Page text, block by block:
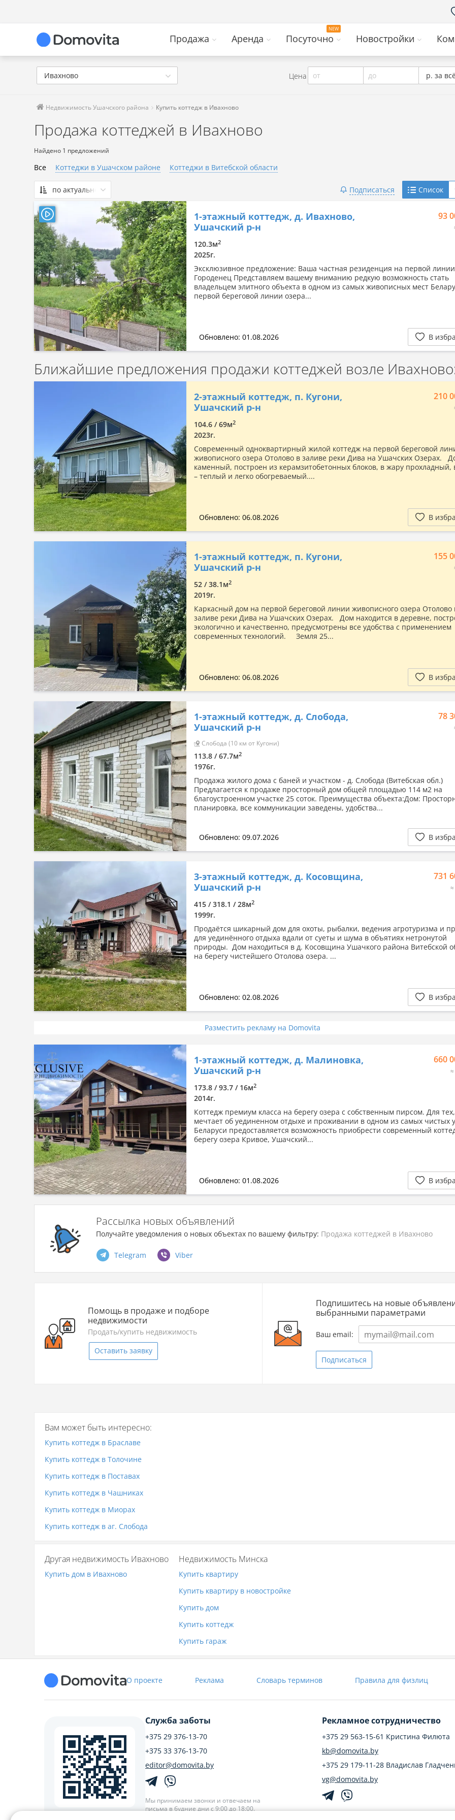
Продажа Аренда Посуточно Новостройки
Ивахново Цена от до р. за
Недвижимость Ушачского района Купить коттедж в Ивахново
Продажа коттеджей в Ивахново
Найдено 1 предложений
Все Коттеджи в Ушачском районе Коттеджи в Витебской области
по актуальности
По актуальности
Сначала дешевые
Сначала дорогие
По комнатности: большая →
малая
По комнатности: малая →
большая
По площади: большая → малая
По площади: малая → большая
Подписаться Список
1-этажный коттедж, д. Ивахново,
Ушачский р-н
93
120.3м2
2025г.
Эксклюзивное предложение: Ваша частная резиденция на первой
Городенец Представляем вашему вниманию редкую возможность стать
владельцем элитного объекта в одном из самых живописных мест
первой береговой линии озера...
Обновлено: 01.08.2026 В
Ближайшие предложения продажи коттеджей возле
2-этажный коттедж, п. Кугони,
Ушачский р-н
210
104.6 / 69м2
2023г.
Современный одноквартирный жилой коттедж на первой береговой
живописного озера Отолово в заливе реки Дива на Ушачских Озерах.
каменный, построен из керамзитобетонных блоков, в жару прохладный,
– теплый и легко обогреваемый....
Обновлено: 06.08.2026 В
1-этажный коттедж, п. Кугони,
Ушачский р-н
155
52 / 38.1м2
2019г.
Каркасный дом на первой береговой линии живописного озера Отолово
заливе реки Дива на Ушачских Озерах. Дом находится в деревне,
экологично и качественно, предусмотрены все удобства с применением
современных технологий. Земля 25...
Обновлено: 06.08.2026 В
1-этажный коттедж, д. Слобода,
Ушачский р-н
Слобода (10 км от Кугони)
78
113.8 / 67.7м2
1976г.
Продажа жилого дома с баней и участком - д. Слобода (Витебская обл.)
Предлагается к продаже просторный дом общей площадью 114 м2 на
благоустроенном участке 25 соток. Преимущества объекта:Дом:
планировка, все коммуникации заведены, удобства...
Обновлено: 09.07.2026 В
3-этажный коттедж, д. Косовщина,
Ушачский р-н
731
415 / 318.1 / 28м2
1999г.
Продаётся шикарный дом для охоты, рыбалки, ведения агротуризма и
для уединённого отдыха вдали от суеты и шума в объятиях нетронутой
природы. Дом находиться в д. Косовщина Ушачкого района Витебской
на берегу чистейшего Отолова озера. ...
Обновлено: 02.08.2026 В
Разместить рекламу на Domovita
1-этажный коттедж, д. Малиновка,
Ушачский р-н
660
173.8 / 93.7 / 16м2
2014г.
Коттедж премиум класса на берегу озера с собственным пирсом. Для
мечтает об уединенном отдыхе и проживании в одном из самых чистых
Беларуси предоставляется возможность приобрести современный
берегу озера Кривое, Ушачский...
Обновлено: 01.08.2026 В
Рассылка новых объявлений
Получайте уведомления о новых объектах по вашему фильтру: Продажа коттеджей в Ивахново
Telegram Viber
Помощь в продаже и подборе
недвижимости
Продать/купить недвижимость
Оставить заявку
Подпишитесь на новые
выбранными параметрами
Ваш email:
Подписаться
Вам может быть интересно:
Купить коттедж в Браславе
Купить коттедж в Толочине
Купить коттедж в Поставах
Купить коттедж в Чашниках
Купить коттедж в Миорах
Купить коттедж в аг. Слобода
Другая недвижимость Ивахново
Купить дом в Ивахново
Недвижимость Минска
Купить квартиру
Купить квартиру в новостройке
Купить дом
Купить коттедж
Купить гараж
О проекте Реклама Словарь терминов Правила для физлиц
Служба заботы
+375 29 376-13-70
+375 33 376-13-70
editor@domovita.by
Мы принимаем звонки и отвечаем на
письма в будние дни с 9:00 до 18:00.
Рекламное сотрудничество
+375 29 563-15-61 Кристина Филюта
kb@domovita.by
+375 29 179-11-28 Владислав
vg@domovita.by